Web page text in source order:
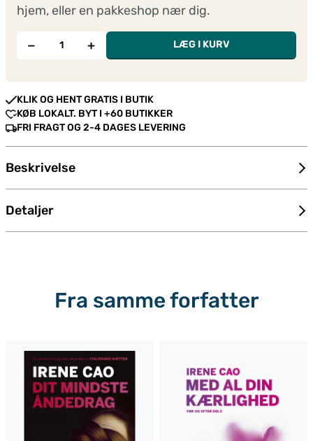
hjem, eller en pakkeshop nær dig.
− + LÆG I KURV
KLIK OG HENT GRATIS I BUTIK
KØB LOKALT. BYT I +60 BUTIKKER
FRI FRAGT OG 2-4 DAGES LEVERING
Beskrivelse
Detaljer
Fra samme forfatter